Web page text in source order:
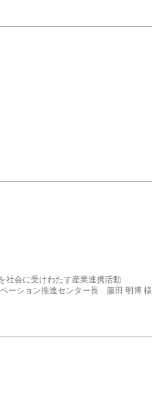
社会に受けわたす産業連携活動
ーション推進センター長 藤田 明博 様